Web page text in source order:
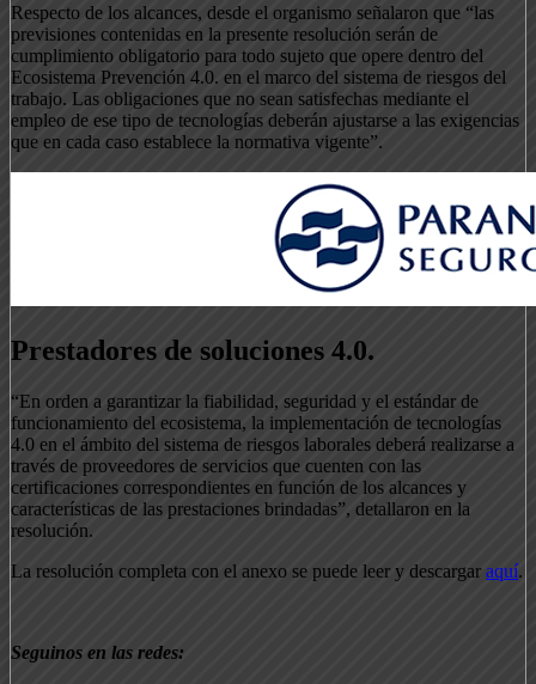
Respecto de los alcances, desde el organismo señalaron que “las
previsiones contenidas en la presente resolución serán de
cumplimiento obligatorio para todo sujeto que opere dentro del
Ecosistema Prevención 4.0. en el marco del sistema de riesgos del
trabajo. Las obligaciones que no sean satisfechas mediante el
empleo de ese tipo de tecnologías deberán ajustarse a las exigencias
que en cada caso establece la normativa vigente”.
Prestadores de soluciones 4.0.
“En orden a garantizar la fiabilidad, seguridad y el estándar de
funcionamiento del ecosistema, la implementación de tecnologías
4.0 en el ámbito del sistema de riesgos laborales deberá realizarse a
través de proveedores de servicios que cuenten con las
certificaciones correspondientes en función de los alcances y
características de las prestaciones brindadas”, detallaron en la
resolución.
La resolución completa con el anexo se puede leer y descargar aquí.
Seguinos en las redes: